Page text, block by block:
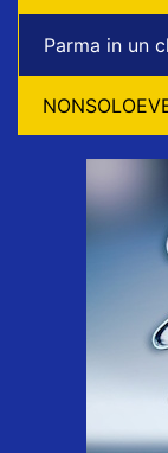
Parma in un